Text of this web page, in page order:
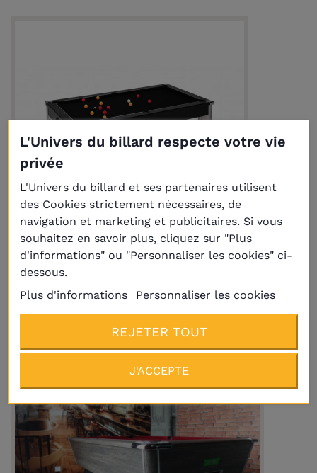
Billard Pool Fusion 7ft Noir
2 889,00 €
L'Univers du billard respecte votre vie
privée
L'Univers du billard et ses partenaires utilisent
des Cookies strictement nécessaires, de
navigation et marketing et publicitaires. Si vous
souhaitez en savoir plus, cliquez sur "Plus
d'informations" ou "Personnaliser les cookies" ci-
dessous.
Plus d'informations
Personnaliser les cookies
REJETER TOUT
J'ACCEPTE